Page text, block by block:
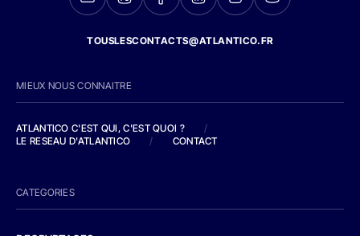
TOUSLESCONTACTS@ATLANTICO.FR
MIEUX NOUS CONNAITRE
ATLANTICO C'EST QUI, C'EST QUOI ?
/
LE RESEAU D'ATLANTICO
/ CONTACT
CATEGORIES